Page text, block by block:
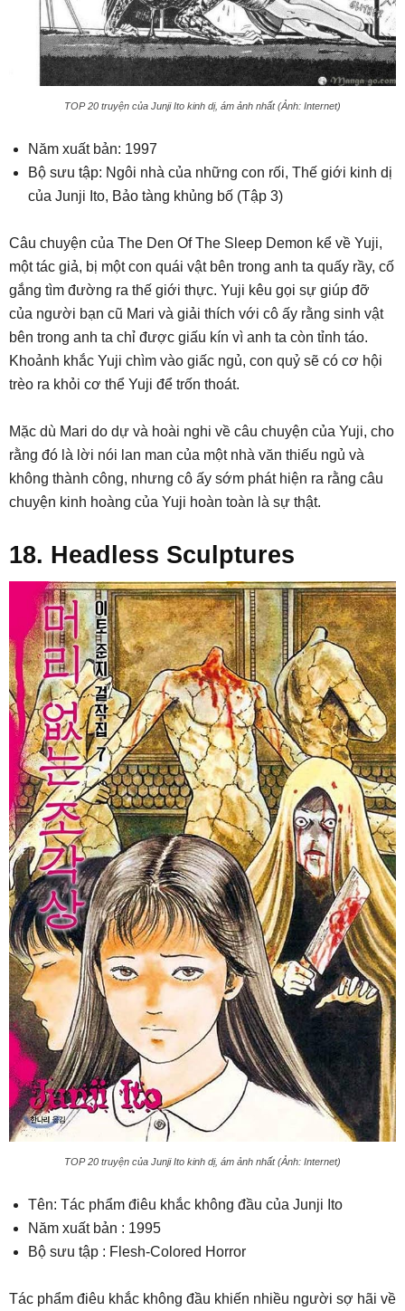
TOP 20 truyện của Junji Ito kinh dị, ám ảnh nhất (Ảnh: Internet)
Năm xuất bản: 1997
Bộ sưu tập: Ngôi nhà của những con rối, Thế giới kinh dị
của Junji Ito, Bảo tàng khủng bố (Tập 3)
Câu chuyện của The Den Of The Sleep Demon kể về Yuji,
một tác giả, bị một con quái vật bên trong anh ta quấy rầy, cố
gắng tìm đường ra thế giới thực. Yuji kêu gọi sự giúp đỡ
của người bạn cũ Mari và giải thích với cô ấy rằng sinh vật
bên trong anh ta chỉ được giấu kín vì anh ta còn tỉnh táo.
Khoảnh khắc Yuji chìm vào giấc ngủ, con quỷ sẽ có cơ hội
trèo ra khỏi cơ thể Yuji để trốn thoát.
Mặc dù Mari do dự và hoài nghi về câu chuyện của Yuji, cho
rằng đó là lời nói lan man của một nhà văn thiếu ngủ và
không thành công, nhưng cô ấy sớm phát hiện ra rằng câu
chuyện kinh hoàng của Yuji hoàn toàn là sự thật.
18. Headless Sculptures
TOP 20 truyện của Junji Ito kinh dị, ám ảnh nhất (Ảnh: Internet)
Tên: Tác phẩm điêu khắc không đầu của Junji Ito
Năm xuất bản : 1995
Bộ sưu tập : Flesh-Colored Horror
Tác phẩm điêu khắc không đầu khiến nhiều người sợ hãi về